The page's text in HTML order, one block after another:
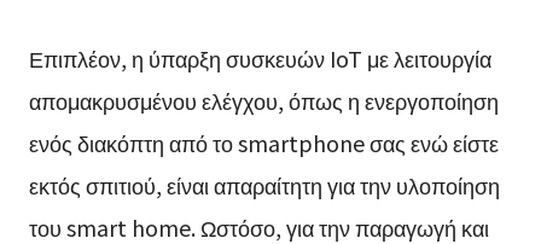
Επιπλέον, η ύπαρξη συσκευών IoT με λειτουργία
απομακρυσμένου ελέγχου, όπως η ενεργοποίηση
ενός διακόπτη από το smartphone σας ενώ είστε
εκτός σπιτιού, είναι απαραίτητη για την υλοποίηση
του smart home. Ωστόσο, για την παραγωγή και